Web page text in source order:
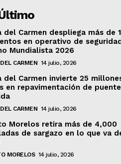
del Carmen despliega más de
en operativo de
Mundialista 2026
CARMEN 14 julio, 2026
del Carmen invierte 25
en repavimentación de
CARMEN 14 julio, 2026
Morelos retira más de 4,000
de sargazo en lo que va
MORELOS 14 julio, 2026